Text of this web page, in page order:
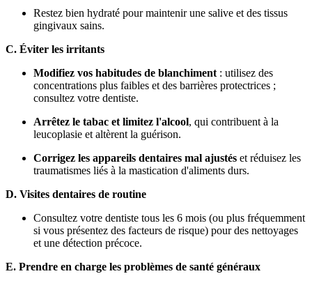
Restez bien hydraté pour maintenir une salive et des tissus
gingivaux sains.
C. Éviter les irritants
Modifiez vos habitudes de blanchiment : utilisez des
concentrations plus faibles et des barrières protectrices ;
consultez votre dentiste.
Arrêtez le tabac et limitez l'alcool, qui contribuent à la
leucoplasie et altèrent la guérison.
Corrigez les appareils dentaires mal ajustés et réduisez les
traumatismes liés à la mastication d'aliments durs.
D. Visites dentaires de routine
Consultez votre dentiste tous les 6 mois (ou plus fréquemment
si vous présentez des facteurs de risque) pour des nettoyages
et une détection précoce.
E. Prendre en charge les problèmes de santé généraux